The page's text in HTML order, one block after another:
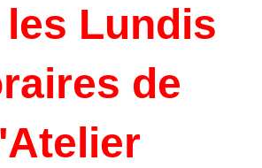
les Lundis
de
l'Atelier